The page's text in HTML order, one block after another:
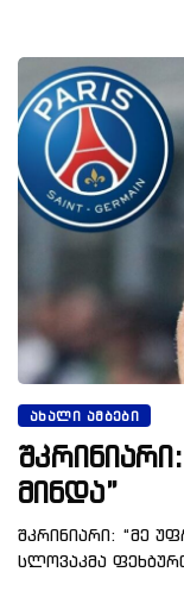
ᲐᲮᲐᲚᲘ ᲐᲛᲑᲔᲑᲘ
მინდა”
შკრინიარი: “მე
სლოვაკმა